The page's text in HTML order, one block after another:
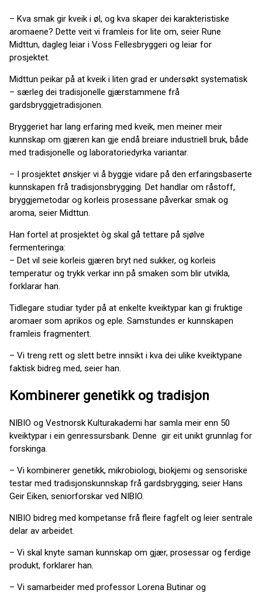
– Kva smak gir kveik i øl, og kva skaper dei karakteristiske
aromaene? Dette veit vi framleis for lite om, seier Rune
Midttun, dagleg leiar i Voss Fellesbryggeri og leiar for
prosjektet.
Midttun peikar på at kveik i liten grad er undersøkt systematisk
– særleg dei tradisjonelle gjærstammene frå
gardsbryggjetradisjonen.
Bryggeriet har lang erfaring med kveik, men meiner meir
kunnskap om gjæren kan gje endå breiare industriell bruk, både
med tradisjonelle og laboratoriedyrka variantar.
– I prosjektet ønskjer vi å byggje vidare på den erfaringsbaserte
kunnskapen frå tradisjonsbrygging. Det handlar om råstoff,
bryggjemetodar og korleis prosessane påverkar smak og
aroma, seier Midttun.
Han fortel at prosjektet òg skal gå tettare på sjølve
fermenteringa:
– Det vil seie korleis gjæren bryt ned sukker, og korleis
temperatur og trykk verkar inn på smaken som blir utvikla,
forklarar han.
Tidlegare studiar tyder på at enkelte kveiktypar kan gi fruktige
aromaer som aprikos og eple. Samstundes er kunnskapen
framleis fragmentert.
– Vi treng rett og slett betre innsikt i kva dei ulike kveiktypane
faktisk bidreg med, seier han.
Kombinerer genetikk og tradisjon
NIBIO og Vestnorsk Kulturakademi har samla meir enn 50
kveiktypar i ein genressursbank. Denne gir eit unikt grunnlag for
forskinga.
– Vi kombinerer genetikk, mikrobiologi, biokjemi og sensoriske
testar med tradisjonskunnskap frå gardsbrygging, seier Hans
Geir Eiken, seniorforskar ved NIBIO.
NIBIO bidreg med kompetanse frå fleire fagfelt og leier sentrale
delar av arbeidet.
– Vi skal knyte saman kunnskap om gjær, prosessar og ferdige
produkt, forklarer han.
– Vi samarbeider med professor Lorena Butinar og